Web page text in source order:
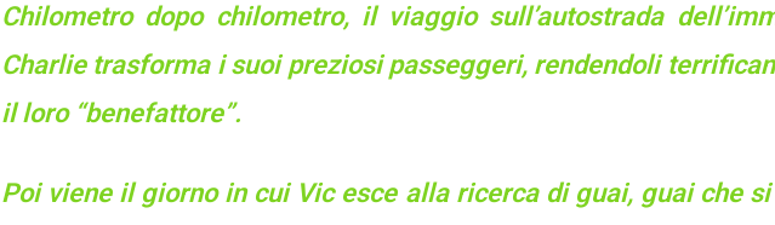
Chilometro dopo chilometro, il viaggio sull’autostrada
Charlie trasforma i suoi preziosi passeggeri, rendendoli
il loro “benefattore”.
Poi viene il giorno in cui Vic esce alla ricerca di guai, guai che